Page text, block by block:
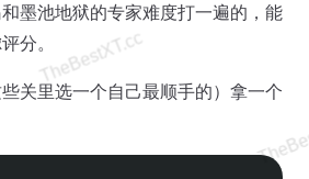
墨池地狱的专家难度打一遍的，能
分。
关里选一个自己最顺手的）拿一个